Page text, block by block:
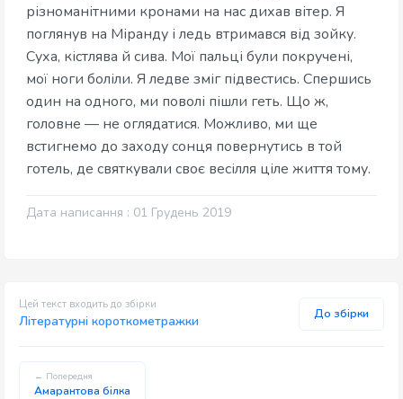
різноманітними кронами на нас дихав вітер. Я
поглянув на Міранду і ледь втримався від зойку.
Суха, кістлява й сива. Мої пальці були покручені,
мої ноги боліли. Я ледве зміг підвестись. Спершись
один на одного, ми поволі пішли геть. Що ж,
головне — не оглядатися. Можливо, ми ще
встигнемо до заходу сонця повернутись в той
готель, де святкували своє весілля ціле життя тому.
Дата написання : 01 Грудень 2019
Цей текст входить до збірки
Літературні короткометражки До збірки
← Попередня
Амарантова білка